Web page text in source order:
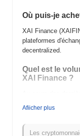
Où puis-je
XAI Finance
plateformes
decentralized.
Quel est le
XAI Finance ?
Quel est
Finance ?
Afiicher plus
Les